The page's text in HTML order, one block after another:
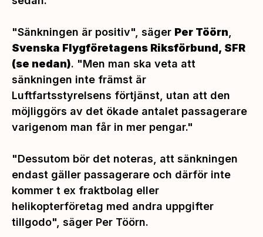
"Sänkningen är positiv", säger Per Töörn
Svenska Flygföretagens Riksförbund, SFR
(se nedan). "Men man ska veta att
sänkningen inte främst är
Luftfartsstyrelsens förtjänst, utan att den
möjliggörs av det ökade antalet passagerare
varigenom man får in mer pengar."
"Dessutom bör det noteras, att sänkningen
endast gäller passagerare och därför inte
kommer t ex fraktbolag eller
helikopterföretag med andra uppgifter
tillgodo", säger Per Töörn.